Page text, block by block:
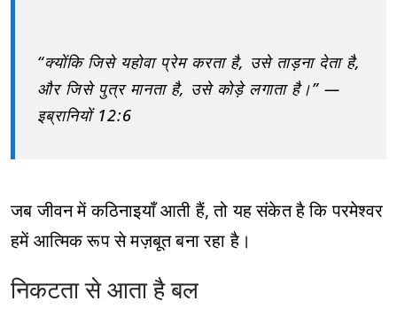
“क्योंकि जिसे यहोवा प्रेम करता है, उसे ताड़ना देता है,
और जिसे पुत्र मानता है, उसे कोड़े लगाता है।” —
इब्रानियों 12:6
जब जीवन में कठिनाइयाँ आती हैं, तो यह संकेत है कि परमेश्वर
हमें आत्मिक रूप से मज़बूत बना रहा है।
निकटता से आता है बल